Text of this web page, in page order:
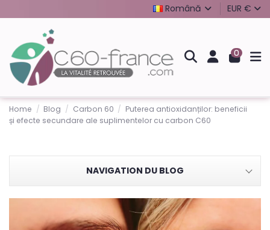
Română EUR €
0
Home Blog Carbon 60
Puterea antioxidanților: beneficii
și efecte secundare ale suplimentelor cu carbon C60
NAVIGATION DU BLOG